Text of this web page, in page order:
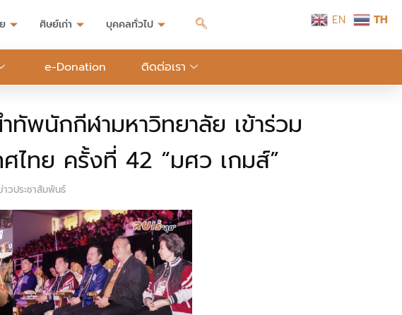
ศิษย์เก่า บุคคลทั่วไป
e-Donation ติดต่อเรา
ทัพนักกีฬามหาวิทยาลัย เข้าร่วม
ไทย ครั้งที่ 42 “มศว เกมส์”
าวประชาสัมพันธ์
EN TH